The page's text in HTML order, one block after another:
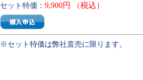
セット特価： 9,900円 （税込）
※セット特価は弊社直売に限ります。